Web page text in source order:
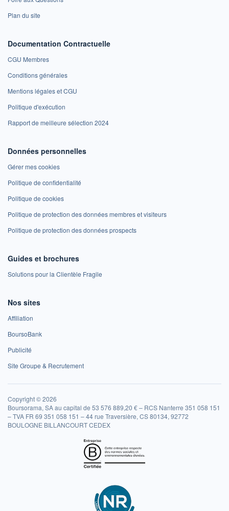
Plan du site
Documentation Contractuelle
CGU Membres
Conditions générales
Mentions légales et CGU
Politique d'exécution
Rapport de meilleure sélection 2024
Données personnelles
Gérer mes cookies
Politique de confidentialité
Politique de cookies
Politique de protection des données membres et visiteurs
Politique de protection des données prospects
Guides et brochures
Solutions pour la Clientèle Fragile
Nos sites
Affiliation
BoursoBank
Publicité
Site Groupe & Recrutement
Copyright © 2026
Boursorama, SA au capital de 53 576 889,20 € – RCS Nanterre 351 058 151
– TVA FR 69 351 058 151 – 44 rue Traversière, CS 80134, 92772
BOULOGNE BILLANCOURT CEDEX